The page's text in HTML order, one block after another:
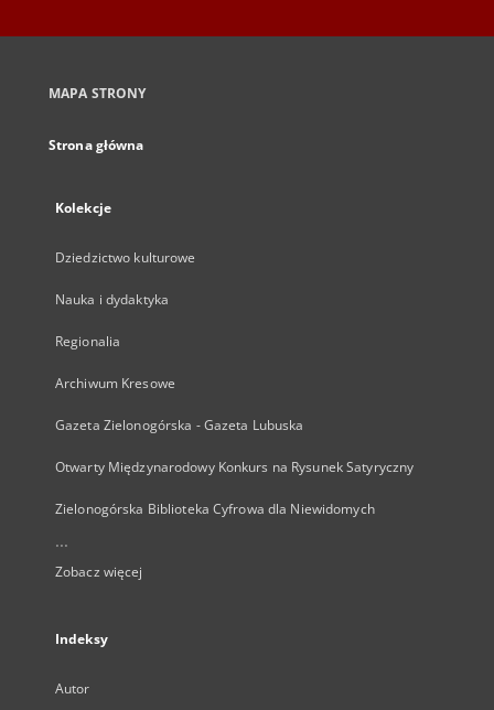
MAPA STRONY
Strona główna
Kolekcje
Dziedzictwo kulturowe
Nauka i dydaktyka
Regionalia
Archiwum Kresowe
Gazeta Zielonogórska - Gazeta Lubuska
Otwarty Międzynarodowy Konkurs na Rysunek Satyryczny
Zielonogórska Biblioteka Cyfrowa dla Niewidomych
...
Zobacz więcej
Indeksy
Autor